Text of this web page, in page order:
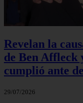
Revelan la
de Ben Affleck
cumplió ante
29/07/2026